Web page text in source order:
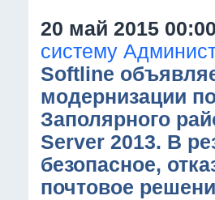
20 май 2015
систему
Softline
модернизации
Заполярного
Server 2013. В
безопасное,
почтовое